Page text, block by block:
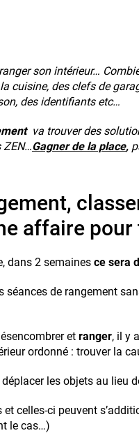
son intérieur…
cuisine, des clefs de
des identifiants etc…
va trouver des
ZEN…Gagner de la place,
affaire pour
dans 2 semaines ce sera
séances de rangement
et ranger, il y
ordonné : trouver la
les objets au lieu
celles-ci peuvent
le cas…)